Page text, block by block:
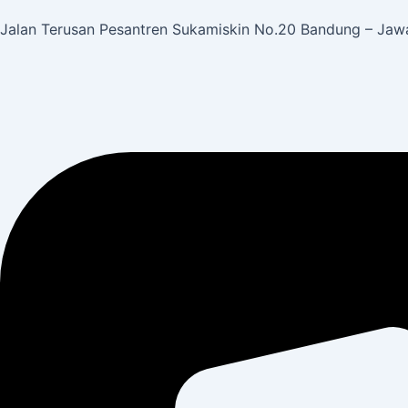
Jalan Terusan Pesantren Sukamiskin No.20 Bandung –